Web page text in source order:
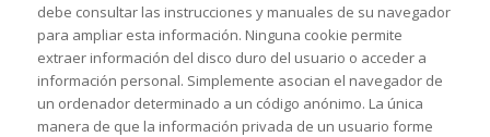
debe consultar las instrucciones y manuales de su navegador
para ampliar esta información. Ninguna cookie permite
extraer información del disco duro del usuario o acceder a
información personal. Simplemente asocian el navegador de
un ordenador determinado a un código anónimo. La única
manera de que la información privada de un usuario forme